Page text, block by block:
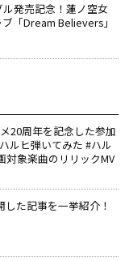
ル発売記念！蓮ノ空女
「Dream Believers」
20周年を記念した参加
ルヒ弾いてみた #ハル
対象楽曲のリリックMV
した記事を一挙紹介！